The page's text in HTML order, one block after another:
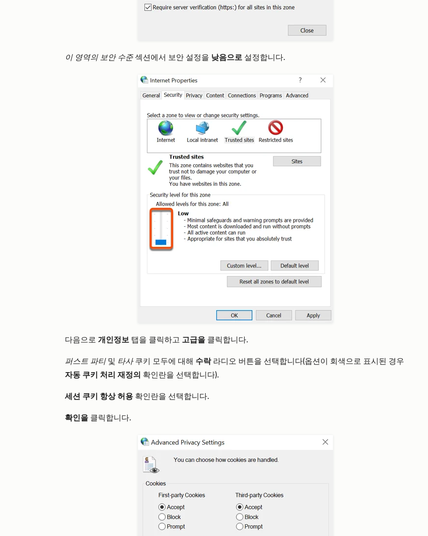
이 영역의 보안 수준섹션에서 보안 설정을 낮음으로 설정합니다.
다음으로 개인정보 탭을 클릭하고 고급을 클릭합니다.
퍼스트 파티및 타사쿠키 모두에 대해 수락 라디오 버튼을 선택합니다(옵션이 회색으로 표시된 경우
자동 쿠키 처리 재정의 확인란을 선택합니다).
세션 쿠키 항상 허용 확인란을 선택합니다.
확인을 클릭합니다.